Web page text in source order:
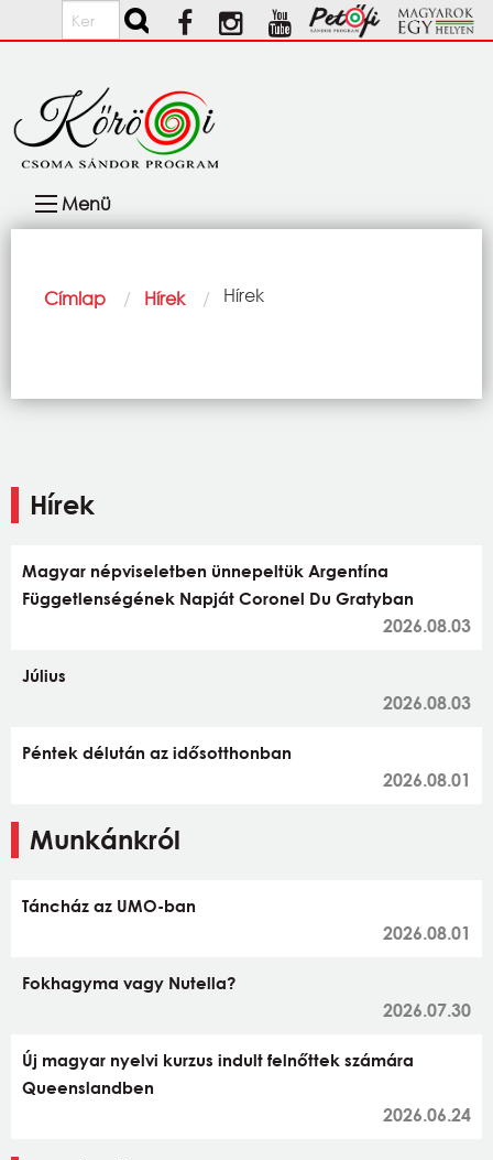
Ugrás a tartalomra
Keresés
navigáció
Menü
Morzsa
Címlap Hírek Current:
Hírek
Hírek
Magyar népviseletben ünnepeltük Argentína
Függetlenségének Napját Coronel Du Gratyban
2026.08.03
Július
2026.08.03
Péntek délután az idősotthonban
2026.08.01
Munkánkról
Táncház az UMO-ban
2026.08.01
Fokhagyma vagy Nutella?
2026.07.30
Új magyar nyelvi kurzus indult felnőttek számára
Queenslandben
2026.06.24